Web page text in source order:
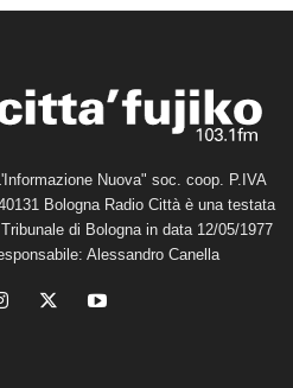
Nuova" soc. coop. P.IVA
Bologna Radio Città è una testata
di Bologna in data 12/05/1977
Alessandro Canella